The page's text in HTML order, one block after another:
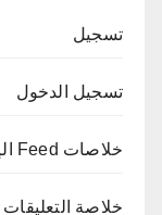
تسجيل
تسجيل الدخول
خلاصات Feed الإدخالات
خلاصة التعليقات